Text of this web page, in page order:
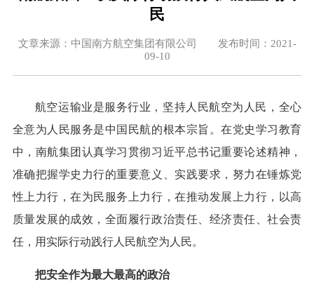
民
文章来源：中国南方航空集团有限公司 发布时间：2021-
09-10
航空运输业是服务行业，坚持人民航空为人民，全心
全意为人民服务是中国民航的根本宗旨。在党史学习教育
中，南航集团认真学习贯彻习近平总书记重要论述精神，
准确把握学史力行的重要意义、实践要求，努力在锤炼党
性上力行，在为民服务上力行，在推动发展上力行，以高
质量发展的成效，全面履行政治责任、经济责任、社会责
任，用实际行动践行人民航空为人民。
把安全作为最大最高的政治